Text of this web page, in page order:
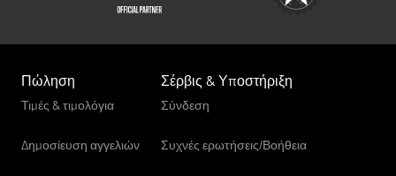
Πώληση
Τιμές & τιμολόγια
Δημοσίευση αγγελιών
Σέρβις & Υποστήριξη
Σύνδεση
Συχνές ερωτήσεις/Βοήθεια